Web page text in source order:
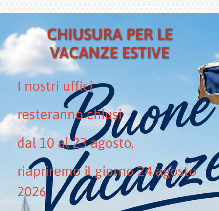
CHIUSURA PER LE
VACANZE ESTIVE
I nostri uffici
resteranno chiusi
dal 10 al 23 agosto,
riapriremo il giorno 24 agosto
2026